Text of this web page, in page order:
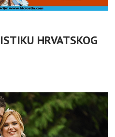
HRVATSKOG